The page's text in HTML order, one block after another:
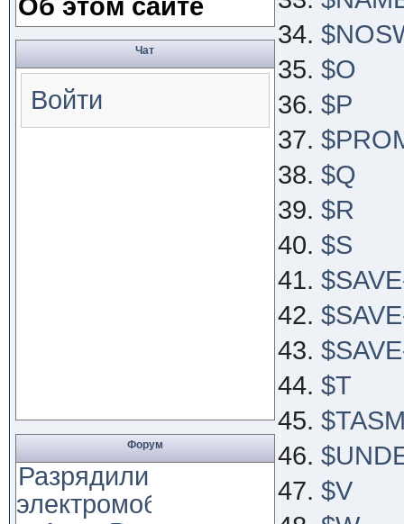
Об этом сайте
Чат
Войти
Форум
Разрядили
электромобиль
$O
$P
$Q
$R
$S
$T
$V